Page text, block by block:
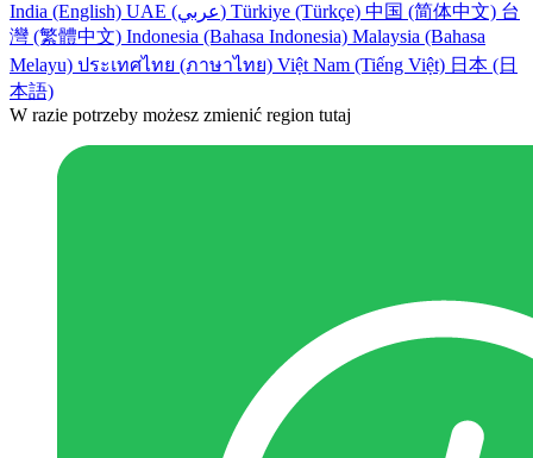
India (English)
UAE (عربي) Türkiye (Türkçe) 中国 (简体中文) 台
灣 (繁體中文) Indonesia (Bahasa Indonesia) Malaysia (Bahasa
Melayu) ประเทศไทย (ภาษาไทย) Việt Nam (Tiếng Việt) 日本 (日
本語)
W razie potrzeby możesz zmienić region tutaj